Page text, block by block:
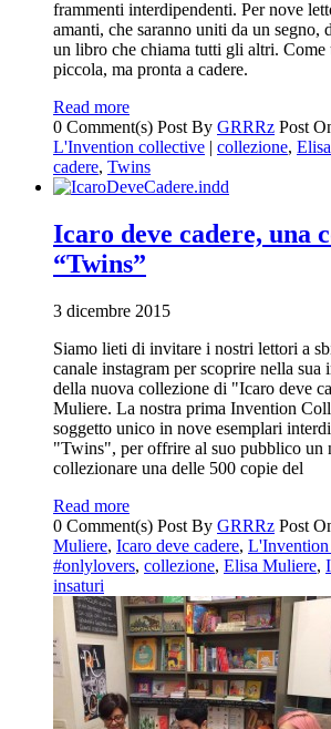
frammenti interdipendenti. Per nove
amanti, che saranno uniti da un segno,
un libro che chiama tutti gli altri. Come
piccola, ma pronta a cadere.
Read more
0 Comment(s) Post By GRRRz Post
L'Invention collective | collezione,
cadere, Twins
Icaro deve cadere, una
“Twins”
3 dicembre 2015
Siamo lieti di invitare i nostri lettori a
canale instagram per scoprire nella sua
della nuova collezione di "Icaro deve
Muliere. La nostra prima Invention
soggetto unico in nove esemplari
"Twins", per offrire al suo pubblico un
collezionare una delle 500 copie del
Read more
0 Comment(s) Post By GRRRz Post
Muliere, Icaro deve cadere,
#onlylovers, collezione, Elisa Muliere,
insaturi